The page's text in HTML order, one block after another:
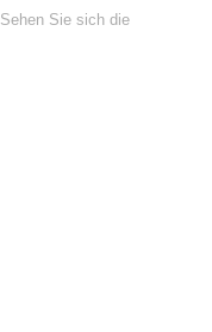
Sehen Sie sich die